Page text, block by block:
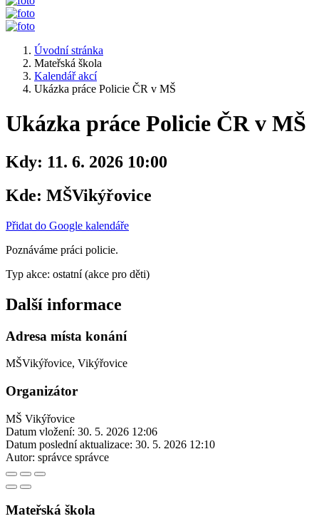
Úvodní stránka
Mateřská škola
Kalendář akcí
Ukázka práce Policie ČR v MŠ
Ukázka práce Policie ČR v MŠ
Kdy: 11. 6. 2026 10:00
Kde: MŠVikýřovice
Přidat do Google kalendáře
Poznáváme práci policie.
Typ akce: ostatní (akce pro děti)
Další informace
Adresa místa konání
MŠVikýřovice, Vikýřovice
Organizátor
MŠ Vikýřovice
Datum vložení: 30. 5. 2026 12:06
Datum poslední aktualizace: 30. 5. 2026 12:10
Autor: správce správce
Mateřská škola